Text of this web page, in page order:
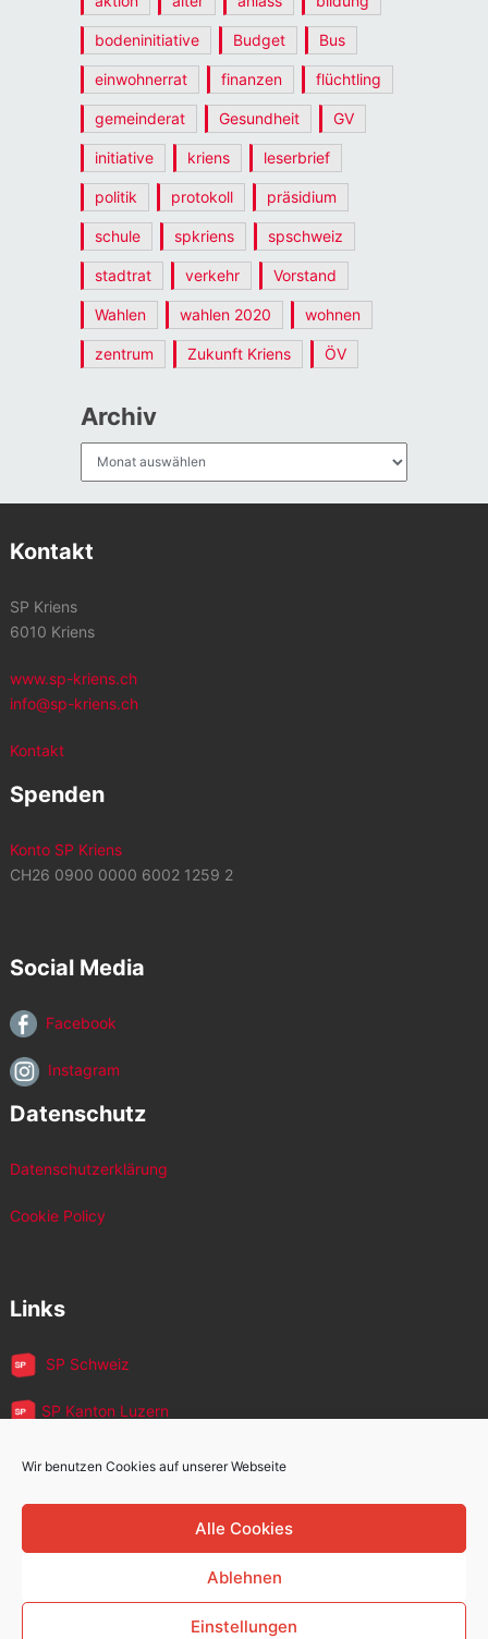
Wir benutzen Cookies auf unserer Webseite
Alle Cookies
Ablehnen
Einstellungen
bodeninitiative Budget Bus
einwohnerrat finanzen flüchtling
gemeinderat Gesundheit GV
initiative kriens leserbrief
politik protokoll präsidium
schule spkriens spschweiz
stadtrat verkehr Vorstand
Wahlen wahlen 2020 wohnen
zentrum Zukunft Kriens ÖV
Archiv
Kontakt
SP Kriens
6010 Kriens
www.sp-kriens.ch
info@sp-kriens.ch
Kontakt
Spenden
Konto SP Kriens
CH26 0900 0000 6002 1259 2
Social Media
Facebook
Instagram
Datenschutz
Datenschutzerklärung
Cookie Policy
Links
SP Schweiz
SP Kanton Luzern
JUSO Luzern
SP MigrantInnen
SP 60+